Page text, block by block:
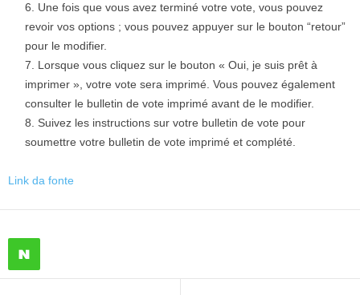
Une fois que vous avez terminé votre vote, vous pouvez
revoir vos options ; vous pouvez appuyer sur le bouton “retour”
pour le modifier.
Lorsque vous cliquez sur le bouton « Oui, je suis prêt à
imprimer », votre vote sera imprimé. Vous pouvez également
consulter le bulletin de vote imprimé avant de le modifier.
Suivez les instructions sur votre bulletin de vote pour
soumettre votre bulletin de vote imprimé et complété.
Link da fonte